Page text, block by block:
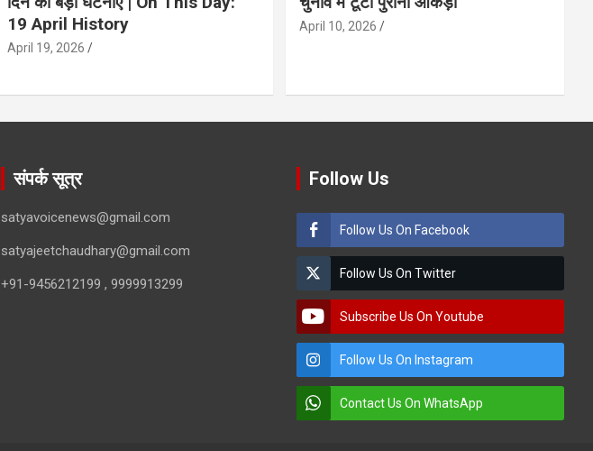
19 April History
April 19, 2026
April 10, 2026
संपर्क सूत्र
satyavoicenews@gmail.com
satyajeetchaudhary@gmail.com
+91-9456212199 , 9999913299
Follow Us
Follow Us On Facebook
Follow Us On Twitter
Subscribe Us On Youtube
Follow Us On Instagram
Contact Us On WhatsApp